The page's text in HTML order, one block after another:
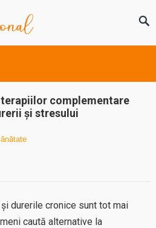
complementare
și stresului
durerile cronice sunt tot mai
caută alternative la